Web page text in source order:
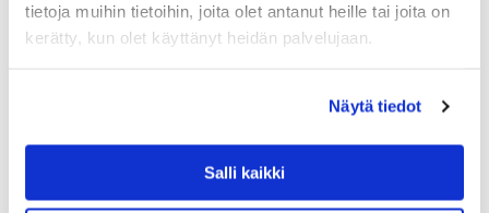
tietoja muihin tietoihin, joita olet antanut heille tai joita on
kerätty, kun olet käyttänyt heidän palvelujaan.
Näytä tiedot
Salli kaikki